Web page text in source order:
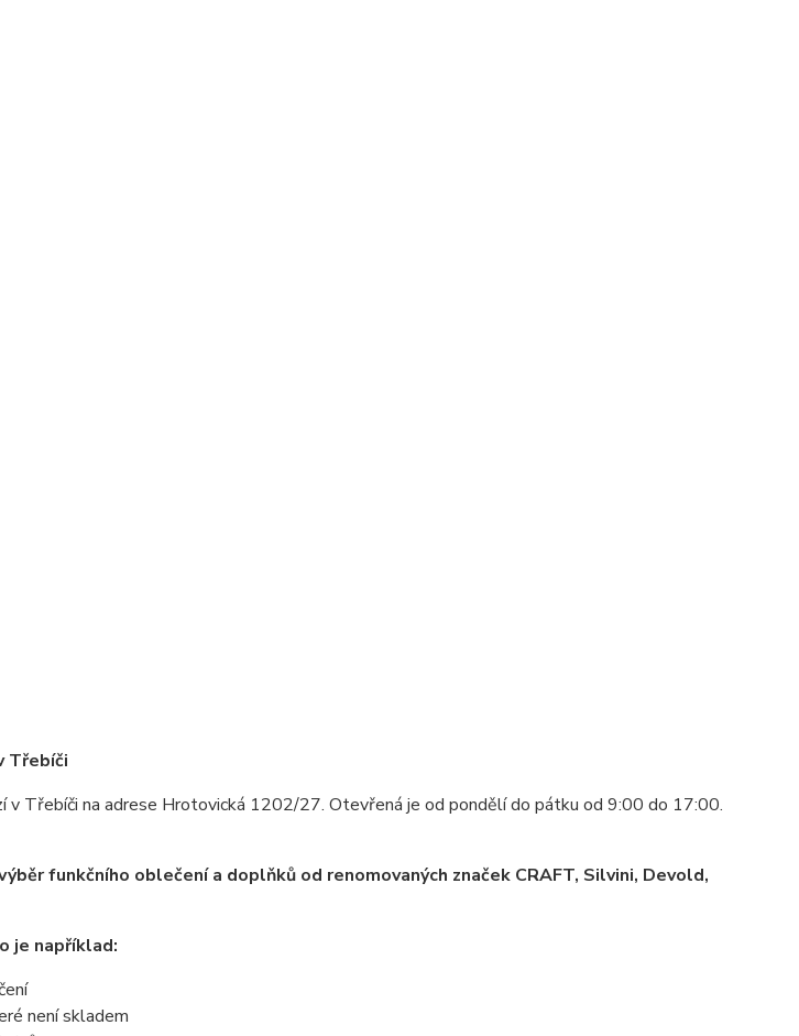
Třebíči
v Třebíči na adrese Hrotovická 1202/27. Otevřená je od pondělí do pátku od 9:00 do 17:00.
funkčního oblečení a doplňků od renomovaných značek CRAFT, Silvini, Devold,
je například:
není skladem